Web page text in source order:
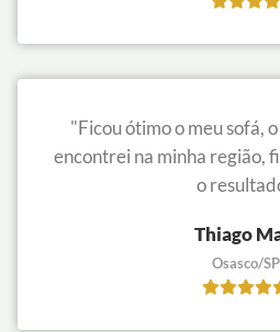
"Ficou ótimo o meu sofá,
encontrei na minha região,
o
Thiago
Osasco/SP